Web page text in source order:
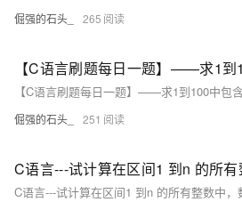
倔强的石头_ 265
【C语言刷题每日一题】——求1到100中包
倔强的石头_ 251